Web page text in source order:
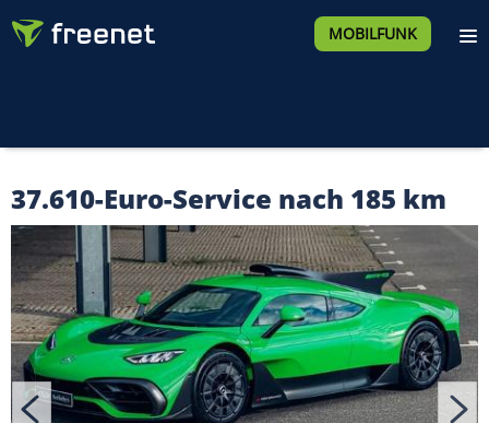
MOBILFUNK
37.610-Euro-Service nach 185 km